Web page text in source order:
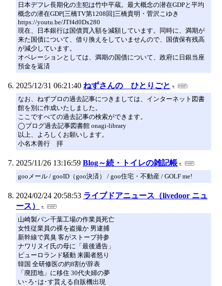
日本デフレ長期化の主犯は竹中平蔵。最大概念の潜在GDPと平均
概念の潜在GDP[三橋TV第1208回]三橋貴明・菅沢こゆき
https://youtu.be/JTf4d0Dx280
現在、日本銀行は国債買入額を減額しています。同時に、満期が
来た国債について、借り換えをしていませんので、国債保有残高
が減少しています。
オペレーションとしては、満期の国債について、政府に日銀当座
預金を返済
2025/12/31 06:21:40 ねずさんの ひとりごと
なお、ねずブロの過去記事につきましては、インターネット図書
館を別に作成いたしました。
ここですべての過去記事の検索ができます。
◯ブログ過去記事図書館 onagi-library
以上、よろしくお願いします。
小名木善行 拝
2025/11/26 13:16:59 Blog～続・トイレの雑記帳
gooメール / gooID（goo決済） / goo住宅・不動産 / GOLF me!
2024/02/24 20:58:53 ライブドアニュース（livedoor ニュ
ース）
山崎製パン千葉工場の作業員死亡
女性従業員の裸を盗撮か 男逮捕
新幹線で異臭 客がストーブ持参
ナワリヌイ氏の母に「最後通告」
ピューロランド騒動 来園者怒り
韓国 全研修医の約8割が辞表
「廃団地」に移住 30代夫婦の夢
い･ろ･は･す貰える自販機出現